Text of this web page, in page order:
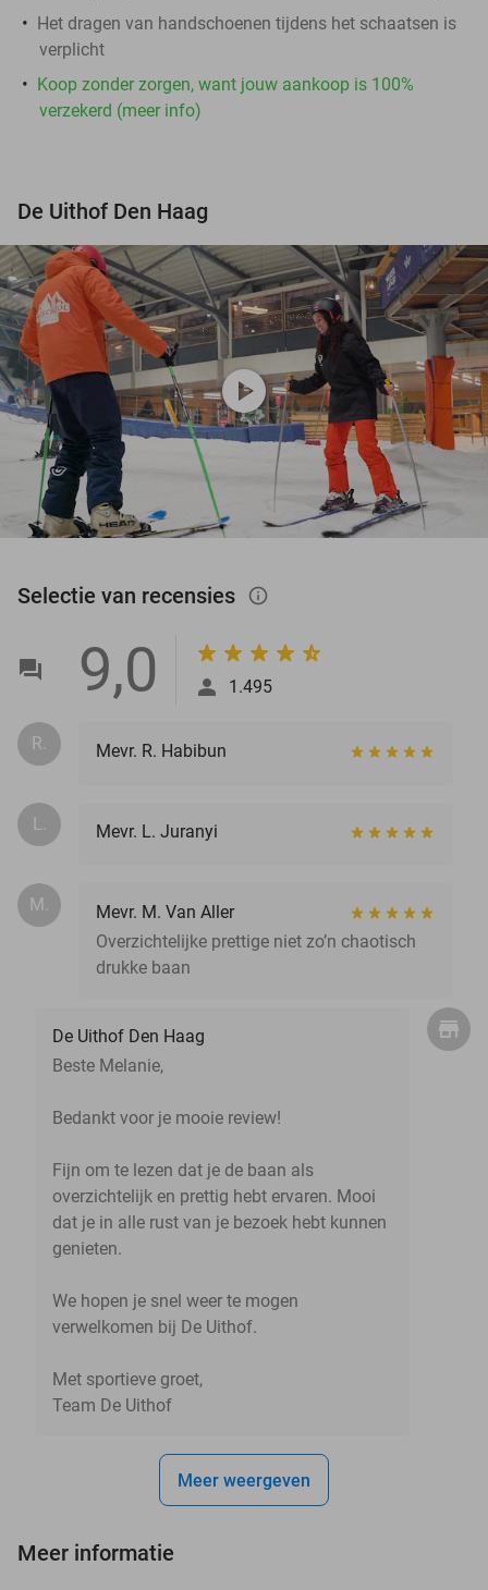
Het dragen van handschoenen tijdens het schaatsen is
verplicht
Koop zonder zorgen, want jouw aankoop is 100%
verzekerd (meer info)
De Uithof Den Haag
play_circle
Selectie van recensies info_outlined
9,0 1.495
R. Mevr. R. Habibun
L. Mevr. L. Juranyi
M.
Mevr. M. Van Aller
Overzichtelijke prettige niet zo’n chaotisch
drukke baan
De Uithof Den Haag
Beste Melanie,
Bedankt voor je mooie review!
Fijn om te lezen dat je de baan als
overzichtelijk en prettig hebt ervaren. Mooi
dat je in alle rust van je bezoek hebt kunnen
genieten.
We hopen je snel weer te mogen
verwelkomen bij De Uithof.
Met sportieve groet,
Team De Uithof
Meer weergeven
Meer informatie